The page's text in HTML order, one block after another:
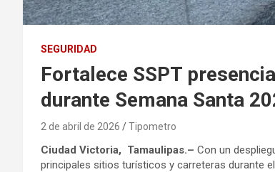
SEGURIDAD
Fortalece SSPT
durante Semana Santa
2 de abril de 2026 Tipometro
Ciudad Victoria, Tamaulipas.– Con un
principales sitios turísticos y carreteras durante